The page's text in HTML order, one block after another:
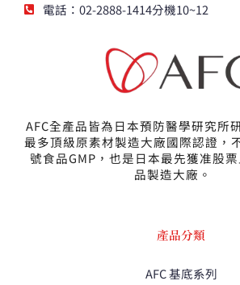
電話：02-2888-1414分機10~12
AFC全產品皆為日本預防醫學研究所
最多頂級原素材製造大廠國際認證，
號食品GMP，也是日本最先獲准股
品製造大廠。
產品分類
AFC 基底系列